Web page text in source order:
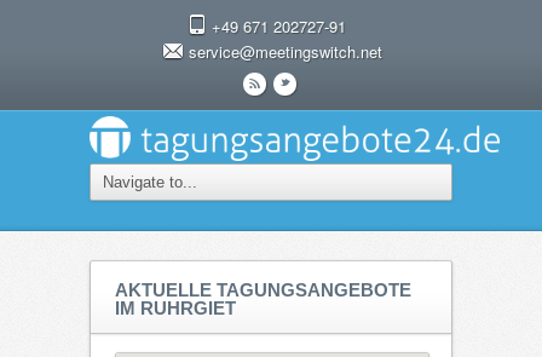
+49 671 202727-91
service@meetingswitch.net
r t
AKTUELLE TAGUNGSANGEBOTE
IM RUHRGIET